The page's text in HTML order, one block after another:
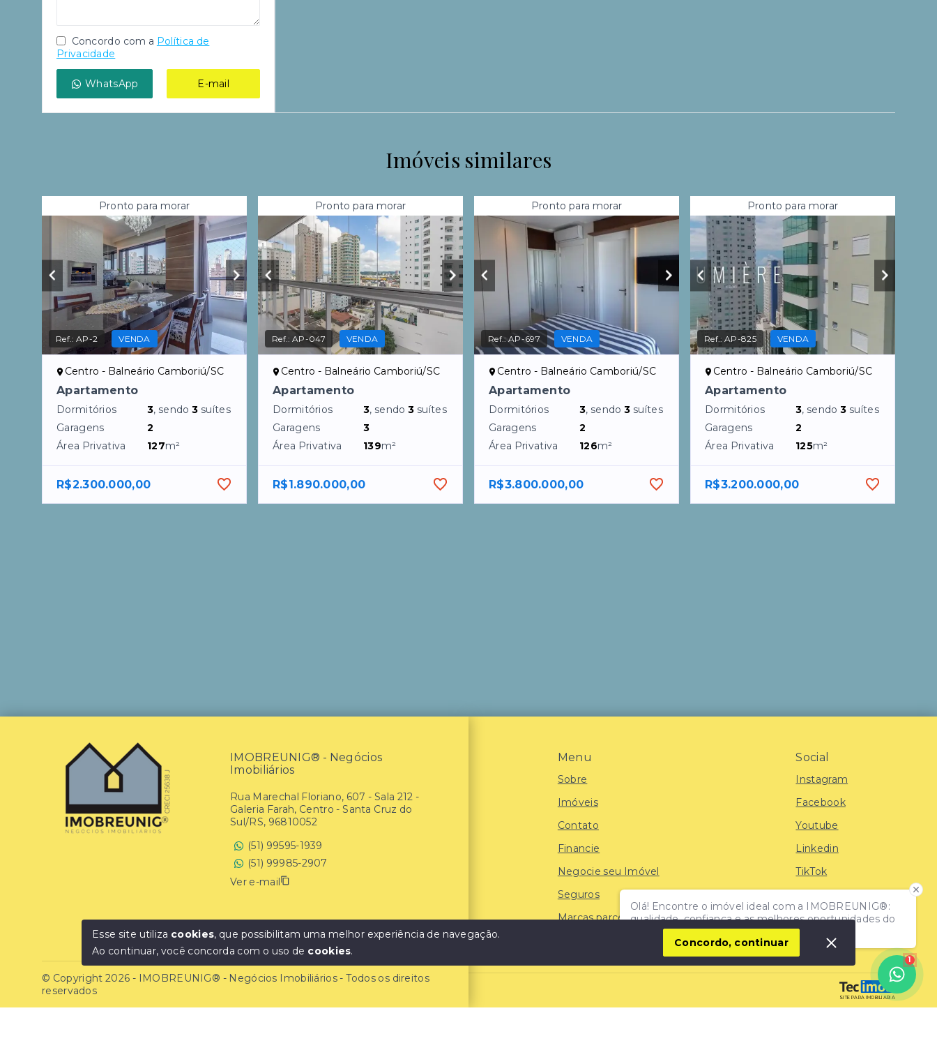
Concordo com a Política de
Privacidade
WhatsApp E-mail
Imóveis similares
Pronto para morar
Ref.:AP-2 VENDA
Centro - Balneário Camboriú/SC
Apartamento
Dormitórios 3, sendo3 suítes
Garagens
2
Área Privativa
127m²
R$2.300.000,00
Pronto para morar
Ref.:AP-047 VENDA
Centro - Balneário Camboriú/SC
Apartamento
Dormitórios 3, sendo3 suítes
Garagens
3
Área Privativa
139m²
R$1.890.000,00
Pronto para morar
Ref.:AP-697 VENDA
Centro - Balneário Camboriú/SC
Apartamento
Dormitórios 3, sendo3 suítes
Garagens
2
Área Privativa
126m²
R$3.800.000,00
Pronto para morar
Ref.:AP-825 VENDA
Centro - Balneário Camboriú/SC
Apartamento
Dormitórios 3, sendo3 suítes
Garagens
2
Área Privativa
125m²
R$3.200.000,00
Olá! Encontre o imóvel ideal com a IMOBREUNIG®:
qualidade, confiança e as melhores oportunidades do
mercado!
1
Menu
Sobre
Imóveis
Contato
Financie
Negocie seu Imóvel
Seguros
Marcas parceiras
Social
Instagram
Facebook
Youtube
Linkedin
TikTok
SITE PARA IMOBILIARIA
IMOBREUNIG® - Negócios
Imobiliários
Rua Marechal Floriano, 607 - Sala 212 -
Galeria Farah, Centro - Santa Cruz do
Sul/RS, 96810052
(51) 99595-1939
(51) 99985-2907
Ver e-mail
© Copyright 2026 - IMOBREUNIG® - Negócios Imobiliários - Todos os direitos
reservados
Esse site utiliza cookies, que possibilitam uma melhor experiência de navegação.
Ao continuar, você concorda com o uso de cookies.
Concordo, continuar